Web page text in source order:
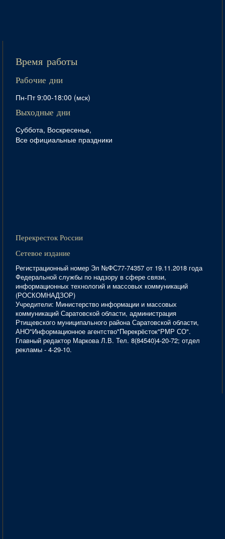
Время работы
Рабочие дни
Пн-Пт 9:00-18:00 (мск)
Выходные дни
Суббота, Воскресенье,
Все официальные праздники
Перекресток России
Сетевое издание
Регистрационный номер Эл №ФС77-74357 от 19.11.2018 года
Федеральной службы по надзору в сфере связи,
информационных технологий и массовых коммуникаций
(РОСКОМНАДЗОР)
Учредители: Министерство информации и массовых
коммуникаций Саратовской области, администрация
Ртищевского муниципального района Саратовской области,
АНО"Информационное агентство"Перекрёсток"РМР СО".
Главный редактор Маркова Л.В. Тел. 8(84540)4-20-72; отдел
рекламы - 4-29-10.